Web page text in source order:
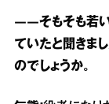
――そもそも若い
ていたと聞きま
のでしょうか。